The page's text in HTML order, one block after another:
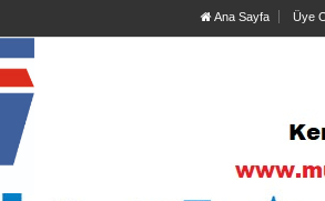
Ana Sayfa Üye